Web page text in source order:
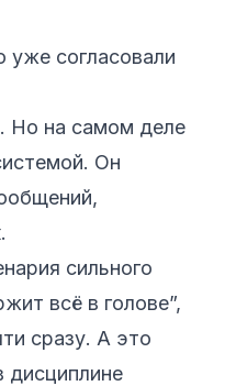
уже согласовали
Но на самом деле
Он
сильного
всё в голове”,
сразу. А это
дисциплине